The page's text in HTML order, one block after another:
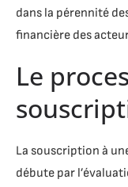
dans la pérennité
financière des
Le
La souscription à
débute par